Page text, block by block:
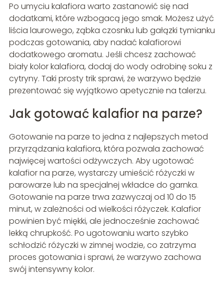
Po umyciu kalafiora warto zastanowić się nad
dodatkami, które wzbogacą jego smak. Możesz użyć
liścia laurowego, ząbka czosnku lub gałązki tymianku
podczas gotowania, aby nadać kalafiorowi
dodatkowego aromatu. Jeśli chcesz zachować
biały kolor kalafiora, dodaj do wody odrobinę soku z
cytryny. Taki prosty trik sprawi, że warzywo będzie
prezentować się wyjątkowo apetycznie na talerzu.
Jak gotować kalafior na parze?
Gotowanie na parze to jedna z najlepszych metod
przyrządzania kalafiora, która pozwala zachować
najwięcej wartości odżywczych. Aby ugotować
kalafior na parze, wystarczy umieścić różyczki w
parowarze lub na specjalnej wkładce do garnka.
Gotowanie na parze trwa zazwyczaj od 10 do 15
minut, w zależności od wielkości różyczek. Kalafior
powinien być miękki, ale jednocześnie zachować
lekką chrupkość. Po ugotowaniu warto szybko
schłodzić różyczki w zimnej wodzie, co zatrzyma
proces gotowania i sprawi, że warzywo zachowa
swój intensywny kolor.